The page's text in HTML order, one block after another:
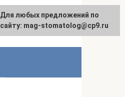
Для любых предложений по
сайту: mag-stomatolog@cp9.ru